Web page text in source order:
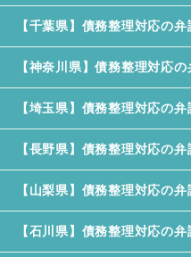
【千葉県】債務整理対応の
【神奈川県】債務整理対応
【埼玉県】債務整理対応の
【長野県】債務整理対応の
【山梨県】債務整理対応の
【石川県】債務整理対応の